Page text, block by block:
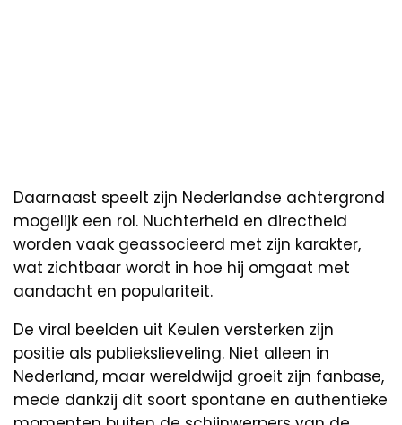
Daarnaast speelt zijn Nederlandse achtergrond
mogelijk een rol. Nuchterheid en directheid
worden vaak geassocieerd met zijn karakter,
wat zichtbaar wordt in hoe hij omgaat met
aandacht en populariteit.
De viral beelden uit Keulen versterken zijn
positie als publiekslieveling. Niet alleen in
Nederland, maar wereldwijd groeit zijn fanbase,
mede dankzij dit soort spontane en authentieke